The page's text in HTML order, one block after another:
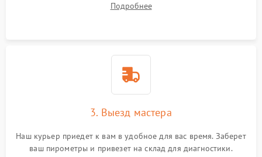
Подробнее
3. Выезд мастера
Наш курьер приедет к вам в удобное для вас время. Заберет
ваш пирометры и привезет на склад для диагностики.